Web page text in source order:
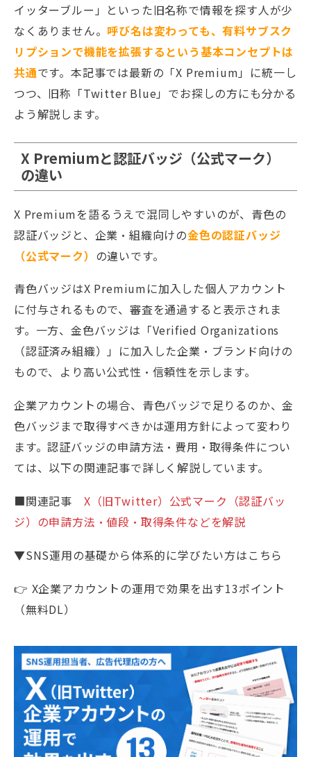
イッターブルー」といった旧名称で情報を探す人が少
なくありません。 呼び名は変わっても、有料サブスク
リプションで機能を拡張するという基本コンセプトは
共通です。本記事では最新の「X Premium」に統一し
つつ、旧称「Twitter Blue」でお探しの方にも分かる
よう解説します。
X Premiumと認証バッジ（公式マーク）
の違い
X Premiumを語るうえで混同しやすいのが、青色の
認証バッジと、企業・組織向けの金色の認証バッジ
（公式マーク） の違いです。
青色バッジはX Premiumに加入した個人アカウント
に付与されるもので、審査を通過すると表示されま
す。一方、金色バッジは「Verified Organizations
（認証済み組織）」に加入した企業・ブランド向けの
もので、より高い公式性・信頼性を示します。
企業アカウントの場合、青色バッジで足りるのか、金
色バッジまで取得すべきかは運用方針によって変わり
ます。認証バッジの申請方法・費用・取得条件につい
ては、以下の関連記事で詳しく解説しています。
■関連記事 X（旧Twitter）公式マーク（認証バッ
ジ）の申請方法・値段・取得条件などを解説
▼SNS運用の基礎から体系的に学びたい方はこちら
👉 X企業アカウントの運用で効果を出す13ポイント
（無料DL）